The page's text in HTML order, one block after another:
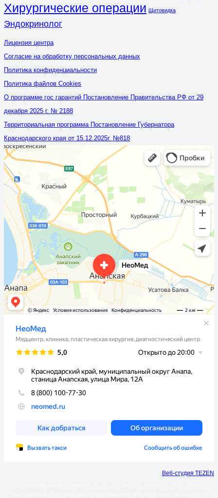
Хирургические операции Щитовидка
Эндокринолог
Лицензия центра
Согласие на обработку персональных данных
Политика конфиденциальности
Политика файлов Cookies
О программе гос гарантий Постановление Правительства РФ от 29
декабря 2025 г. № 2188
Территориальная программа Постановление Губернатора
Краснодарского края от 15.12.2025г. №818
Веб-студия TEZEN